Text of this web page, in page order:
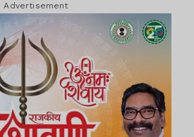
Advertisement